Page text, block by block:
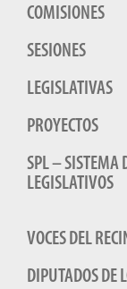
COMISIONES
SESIONES
LEGISLATIVAS
PROYECTOS
SPL – SISTEMA
LEGISLATIVOS
VOCES DEL
DIPUTADOS DE